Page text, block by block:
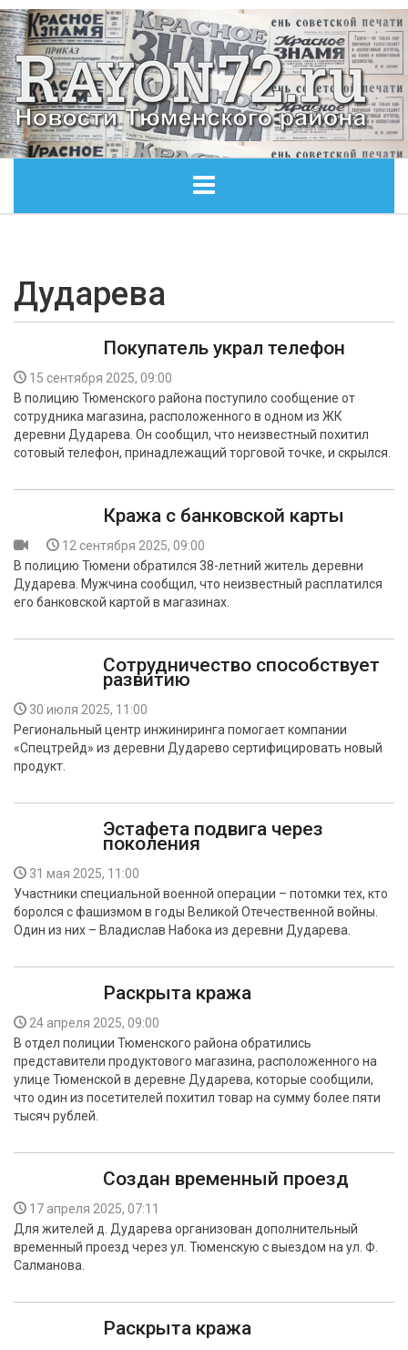
ОБЩЕСТВО
ЭКОНОМИКА
КУЛЬТУРА
БЕЗОПАСНОСТЬ
Дударева
Покупатель украл телефон
15 сентября 2025, 09:00
В полицию Тюменского района поступило сообщение от
сотрудника магазина, расположенного в одном из ЖК
деревни Дударева. Он сообщил, что неизвестный похитил
сотовый телефон, принадлежащий торговой точке, и скрылся.
Кража с банковской карты
12 сентября 2025, 09:00
В полицию Тюмени обратился 38-летний житель деревни
Дударева. Мужчина сообщил, что неизвестный расплатился
его банковской картой в магазинах.
Сотрудничество способствует
развитию
30 июля 2025, 11:00
Региональный центр инжиниринга помогает компании
«Спецтрейд» из деревни Дударево сертифицировать новый
продукт.
Эстафета подвига через
поколения
31 мая 2025, 11:00
Участники специальной военной операции – потомки тех, кто
боролся с фашизмом в годы Великой Отечественной войны.
Один из них – Владислав Набока из деревни Дударева.
Раскрыта кража
24 апреля 2025, 09:00
В отдел полиции Тюменского района обратились
представители продуктового магазина, расположенного на
улице Тюменской в деревне Дударева, которые сообщили,
что один из посетителей похитил товар на сумму более пяти
тысяч рублей.
Создан временный проезд
17 апреля 2025, 07:11
Для жителей д. Дударева организован дополнительный
временный проезд через ул. Тюменскую с выездом на ул. Ф.
Салманова.
Раскрыта кража